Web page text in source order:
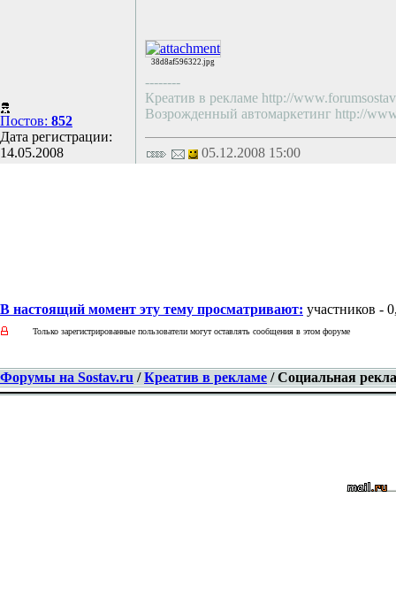
Постов: 852
Дата регистрации:
14.05.2008
38d8af596322.jpg
--------
Креатив в рекламе http://
Возрожденный автомаркетинг http://
05.12.2008 15:00
В настоящий момент эту тему просматривают: участников -
Только зарегистрированные пользователи могут оставлять сообщения в этом форуме
Форумы на Sostav.ru /Креатив в рекламе / Социальная